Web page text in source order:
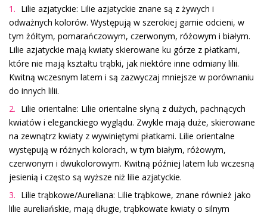
Lilie azjatyckie: Lilie azjatyckie znane są z żywych i
odważnych kolorów. Występują w szerokiej gamie odcieni, w
tym żółtym, pomarańczowym, czerwonym, różowym i białym.
Lilie azjatyckie mają kwiaty skierowane ku górze z płatkami,
które nie mają kształtu trąbki, jak niektóre inne odmiany lilii.
Kwitną wczesnym latem i są zazwyczaj mniejsze w porównaniu
do innych lilii.
Lilie orientalne: Lilie orientalne słyną z dużych, pachnących
kwiatów i eleganckiego wyglądu. Zwykle mają duże, skierowane
na zewnątrz kwiaty z wywiniętymi płatkami. Lilie orientalne
występują w różnych kolorach, w tym białym, różowym,
czerwonym i dwukolorowym. Kwitną później latem lub wczesną
jesienią i często są wyższe niż lilie azjatyckie.
Lilie trąbkowe/Aureliana: Lilie trąbkowe, znane również jako
lilie aureliańskie, mają długie, trąbkowate kwiaty o silnym